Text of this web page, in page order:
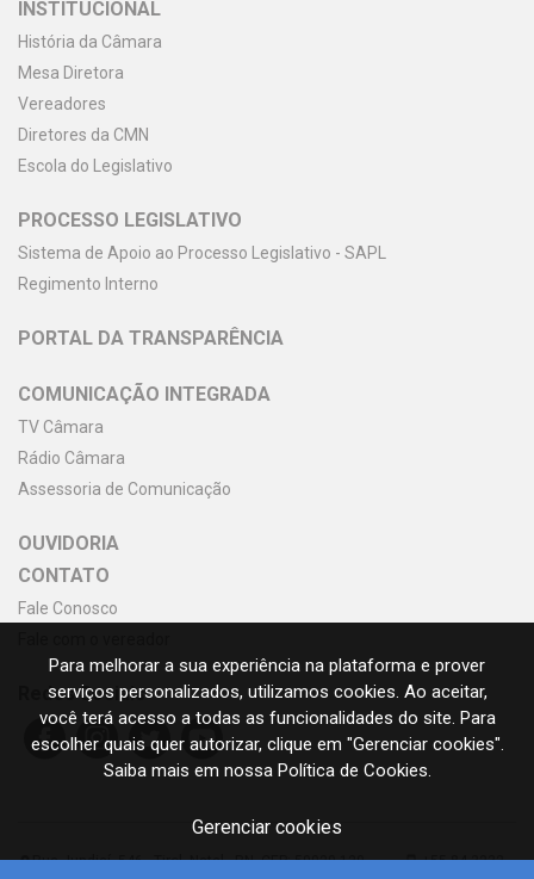
INSTITUCIONAL
História da Câmara
Mesa Diretora
Vereadores
Diretores da CMN
Escola do Legislativo
PROCESSO LEGISLATIVO
Sistema de Apoio ao Processo Legislativo - SAPL
Regimento Interno
PORTAL DA TRANSPARÊNCIA
COMUNICAÇÃO INTEGRADA
TV Câmara
Rádio Câmara
Assessoria de Comunicação
OUVIDORIA
CONTATO
Fale Conosco
Redes Sociais
roomRua Jundiaí, 546 - Tirol, Natal - RN, CEP: 59020-120 stay_primary_portrait+55 84 3232-
Para melhorar a sua experiência na plataforma e prover
serviços personalizados, utilizamos cookies. Ao aceitar,
você terá acesso a todas as funcionalidades do site. Para
escolher quais quer autorizar, clique em "Gerenciar cookies".
Saiba mais em nossa Política de Cookies.
Gerenciar cookies